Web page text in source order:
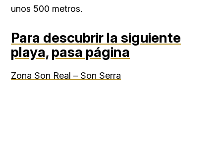
unos 500 metros.
Para descubrir la siguiente
playa, pasa página
Zona Son Real – Son Serra